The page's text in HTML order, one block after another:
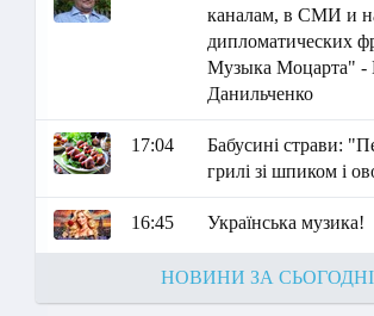
каналам, в СМИ и
дипломатических
Музыка Моцарта" -
Данильченко
17:04
Бабусині страви:
грилі зі шпиком і
16:45 Українська музика!
НОВИНИ ЗА СЬОГОДНІ